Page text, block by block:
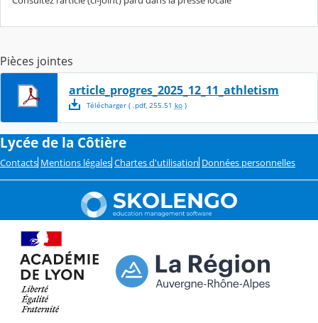
Pièces jointes
article_progres_2025_12_11_athletism
Télécharger( .pdf, 255.51 ko)
Lycée de la Côtière
Contacts Mentions légales Chartes d'utilisation Données personnelles